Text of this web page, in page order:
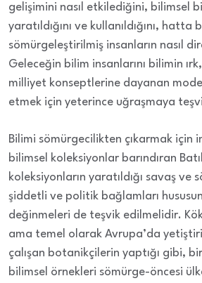
gelişimini nasıl etkilediğini, bilimsel
yaratıldığını ve kullanıldığını,
sömürgeleştirilmiş insanların nasıl
Geleceğin bilim insanlarını bilimin
milliyet konseptlerine dayanan
etmek için yeterince uğraşmaya
Bilimi sömürgecilikten çıkarmak için
bilimsel koleksiyonlar barındıran
koleksiyonların yaratıldığı savaş ve
şiddetli ve politik bağlamları
değinmeleri de teşvik edilmelidir.
ama temel olarak Avrupa’da
çalışan botanikçilerin yaptığı gibi,
bilimsel örnekleri sömürge-öncesi